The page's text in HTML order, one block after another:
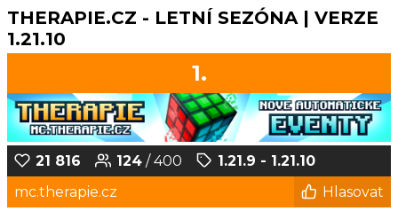
THERAPIE.CZ - LETNÍ SEZÓNA | VERZE
1.21.10
1.
21 816 124 / 400
1.21.9 - 1.21.10
mc.therapie.cz
Hlasovat